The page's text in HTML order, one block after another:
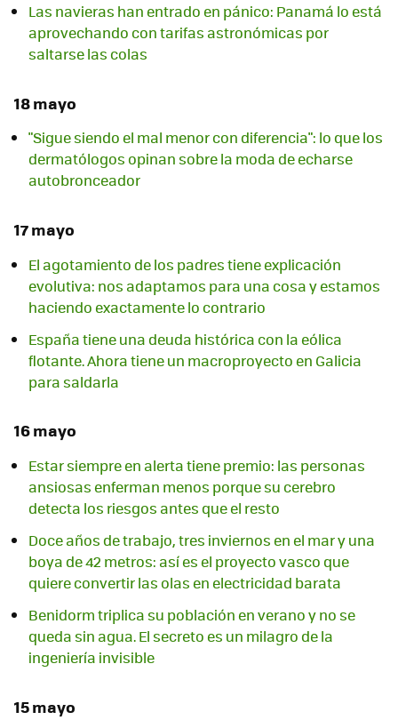
Las navieras han entrado en pánico: Panamá lo está
aprovechando con tarifas astronómicas por
saltarse las colas
18 mayo
"Sigue siendo el mal menor con diferencia": lo que los
dermatólogos opinan sobre la moda de echarse
autobronceador
17 mayo
El agotamiento de los padres tiene explicación
evolutiva: nos adaptamos para una cosa y estamos
haciendo exactamente lo contrario
España tiene una deuda histórica con la eólica
flotante. Ahora tiene un macroproyecto en Galicia
para saldarla
16 mayo
Estar siempre en alerta tiene premio: las personas
ansiosas enferman menos porque su cerebro
detecta los riesgos antes que el resto
Doce años de trabajo, tres inviernos en el mar y una
boya de 42 metros: así es el proyecto vasco que
quiere convertir las olas en electricidad barata
Benidorm triplica su población en verano y no se
queda sin agua. El secreto es un milagro de la
ingeniería invisible
15 mayo